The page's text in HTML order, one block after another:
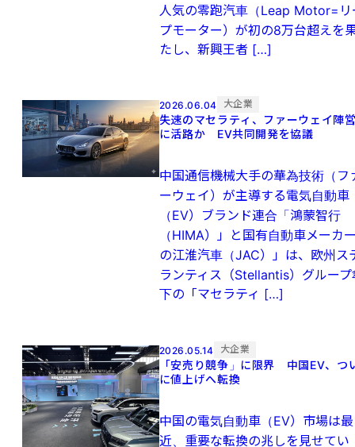
人気の零跑汽車（Leap Motor=リ
プモーター）が初の8万台超えを
たし、新興王者 […]
2026.06.04 大企業
失速のマセラティ、ファーウェイ陣
に活路か EV共同開発を協議
中国通信機械大手の華為技術（フ
ーウェイ）が主導する電気自動車
（EV）ブランド連合「鴻蒙智行
（HIMA）」と国有自動車メーカ
の江淮汽車（JAC）」は、欧州ス
ランティス（Stellantis）グループ
下の「マセラティ […]
2026.05.14 大企業
「安売り競争」に限界 中国EV、つ
に値上げへ転換
中国の電気自動車（EV）市場は最
近、重要な転換の兆しを見せてい